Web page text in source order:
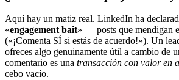
Aquí hay un matiz real. LinkedIn ha
«engagement bait» — posts que mendigan
(«¡Comenta SÍ si estás de acuerdo!»). Un
ofreces algo genuinamente útil a cambio de
comentario es una transacción con valor en
cebo vacío.